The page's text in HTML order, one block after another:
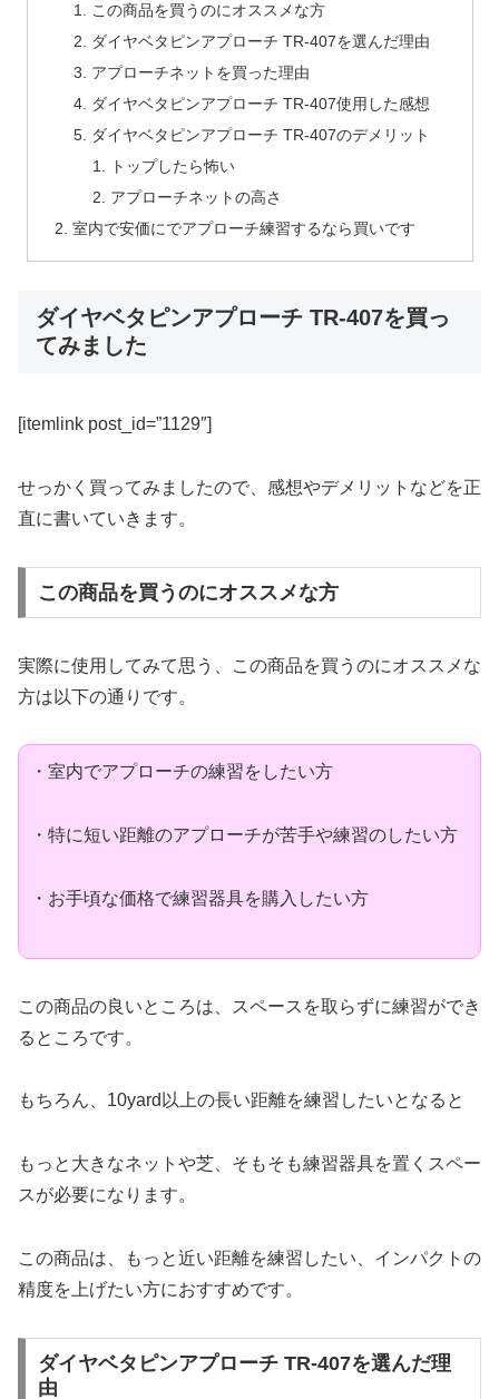
この商品を買うのにオススメな方
ダイヤベタピンアプローチ TR-407を選んだ理由
アプローチネットを買った理由
ダイヤベタピンアプローチ TR-407使用した感想
ダイヤベタピンアプローチ TR-407のデメリット
トップしたら怖い
アプローチネットの高さ
室内で安価にでアプローチ練習するなら買いです
ダイヤベタピンアプローチ TR-407を買っ
てみました
[itemlink post_id=”1129″]
せっかく買ってみましたので、感想やデメリットなどを正
直に書いていきます。
この商品を買うのにオススメな方
実際に使用してみて思う、この商品を買うのにオススメな
方は以下の通りです。
・室内でアプローチの練習をしたい方
・特に短い距離のアプローチが苦手や練習のしたい方
・お手頃な価格で練習器具を購入したい方
この商品の良いところは、スペースを取らずに練習ができ
るところです。
もちろん、10yard以上の長い距離を練習したいとなると
もっと大きなネットや芝、そもそも練習器具を置くスペー
スが必要になります。
この商品は、もっと近い距離を練習したい、インパクトの
精度を上げたい方におすすめです。
ダイヤベタピンアプローチ TR-407を選んだ理
由